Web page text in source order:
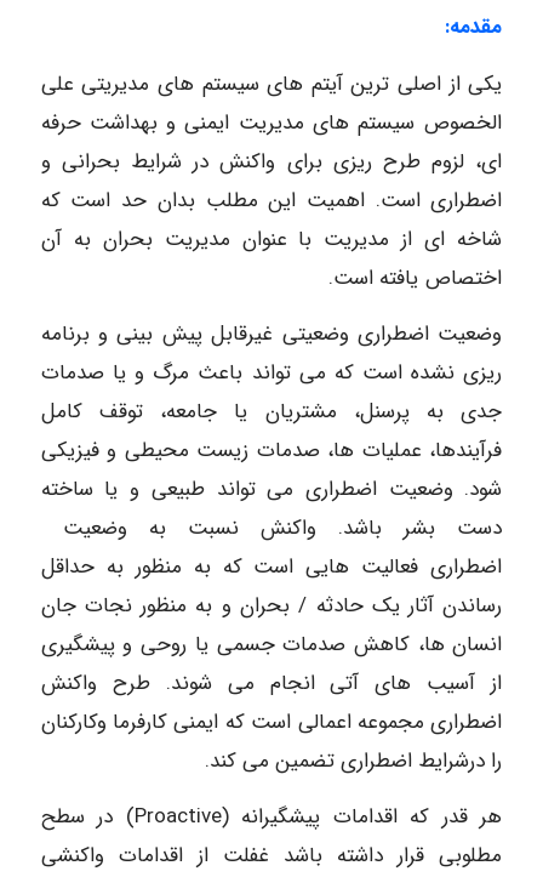
مقدمه:
یکی از اصلی ترین آیتم های سیستم های مدیریتی علی
الخصوص سیستم های مدیریت ایمنی و بهداشت حرفه
ای، لزوم طرح ریزی برای واکنش در شرایط بحرانی و
اضطراری است. اهمیت این مطلب بدان حد است که
شاخه ای از مدیریت با عنوان مدیریت بحران به آن
اختصاص یافته است.
وضعیت اضطراری وضعیتی غیرقابل پیش بینی و برنامه
ریزی نشده است که می تواند باعث مرگ و یا صدمات
جدی به پرسنل، مشتریان یا جامعه، توقف کامل
فرآیندها، عملیات ها، صدمات زیست محیطی و فیزیکی
شود. وضعیت اضطراری می تواند طبیعی و یا ساخته
دست بشر باشد. واکنش نسبت به وضعیت
اضطراری فعالیت هایی است که به منظور به حداقل
رساندن آثار یک حادثه / بحران و به منظور نجات جان
انسان ها، کاهش صدمات جسمی یا روحی و پیشگیری
از آسیب های آتی انجام می شوند. طرح واکنش
اضطراری مجموعه اعمالی است که ایمنی کارفرما وکارکنان
را درشرایط اضطراری تضمین می کند.
هر قدر که اقدامات پیشگیرانه (Proactive) در سطح
مطلوبی قرار داشته باشد غفلت از اقدامات واکنشی